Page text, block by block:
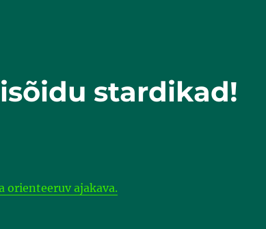
stardikad!
orienteeruv ajakava.